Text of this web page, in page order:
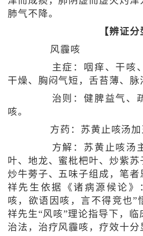
肺气不降。
【辨证分
风霾咳
主症：咽痒、干咳
干燥、胸闷气短，舌苔薄、脉
治则：健脾益气、
咳。
方药：苏黄止咳汤加
方解：苏黄止咳汤
叶、地龙、蜜枇杷叶、炒紫苏
炒牛蒡子、五味子组成，笔者
祥先生依据《诸病源候论》
咳，欲语因咳，言不得竞也”
祥先生“风咳”理论指导下，
治法，治疗风霾咳，疗效十分